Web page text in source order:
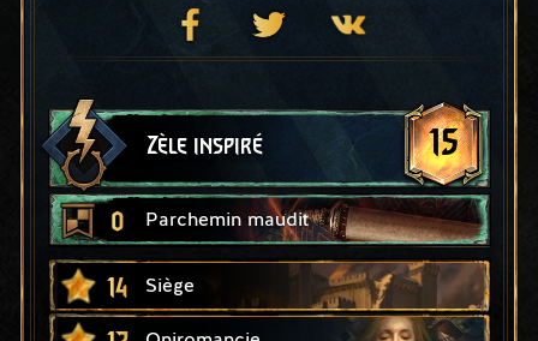
Zèle inspiré 15
0 Parchemin maudit
14 Siège